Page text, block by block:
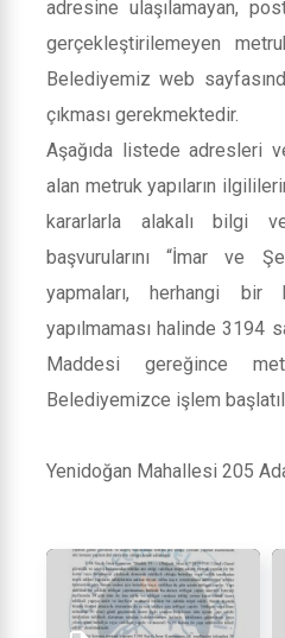
adresine ulaşılamayan,
gerçekleştirilemeyen
Belediyemiz web
çıkması gerekmektedir.
Aşağıda listede adresleri
alan metruk yapıların
kararlarla alakalı bilgi
başvurularını “İmar ve
yapmaları, herhangi bir
yapılmaması halinde 3194
Maddesi gereğince
Belediyemizce işlem
Yenidoğan Mahallesi 205